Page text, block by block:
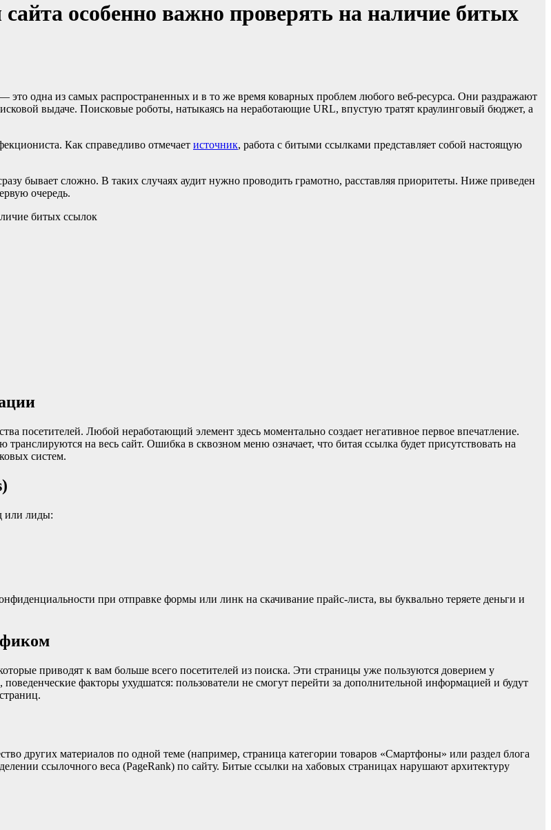
особенно важно проверять на наличие битых
одна из самых распространенных и в то же время коварных проблем любого веб-ресурса. Они раздражают
выдаче. Поисковые роботы, натыкаясь на неработающие URL, впустую тратят краулинговый бюджет, а
Как справедливо отмечает источник, работа с битыми ссылками представляет собой настоящую
бывает сложно. В таких случаях аудит нужно проводить грамотно, расставляя приоритеты. Ниже приведен
очередь.
посетителей. Любой неработающий элемент здесь моментально создает негативное первое впечатление.
на весь сайт. Ошибка в сквозном меню означает, что битая ссылка будет присутствовать на
систем.
или лиды:
при отправке формы или линк на скачивание прайс-листа, вы буквально теряете деньги и
приводят к вам больше всего посетителей из поиска. Эти страницы уже пользуются доверием у
факторы ухудшатся: пользователи не смогут перейти за дополнительной информацией и будут
других материалов по одной теме (например, страница категории товаров «Смартфоны» или раздел блога
ссылочного веса (PageRank) по сайту. Битые ссылки на хабовых страницах нарушают архитектуру